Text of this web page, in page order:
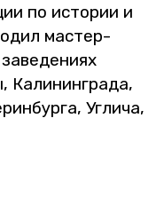
по ис­то­рии и
ма­стер-
Ка­ли­нин­гра­да,
Уг­ли­ча,